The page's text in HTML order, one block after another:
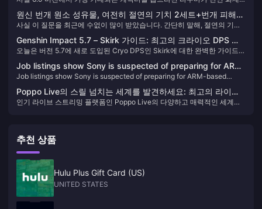
만 아니라 전용 성유물 "달을 잣는 밤의 노래"와 무기 "밤을 잣는 천경"을 가
져왔습니다. 솔직히 미호요의 이번 디자인은 꽤 흥미롭습니다. 제가 이 기
간 동안 심층 테스트를 해본 결과, 라우마의 최적의 플레이 방식은 나히다
와 팀을 이루어 원소 마스터리를 800 이상으로 올리는 것입니다. 그러면 출
력 효과가 정말 비약적으로 상승합니다.
원신 번개 원소 성유물, 여전히 절연의 기치 2세트+번개 피해
보너스 성배가 대세인가요? 2025년 최신 세팅 분석
사실 이 질문을 최근에 수없이 많이 받았습니다. 간단히 말해, 절연의 기치
지만, 현재의 세팅 방식은 이전보다 훨씬 유연해졌습니다. 라이덴 쇼군, 야
에 미코와 같은 캐릭터들은 각자에게 최적의 해답이 있으며, 촉진 반응의
등장은 번개 원소 세팅에 새로운 가능성을 가져왔습니다.
Genshin Impact 5.7 – Skirk 가이드: 최고의 크라이오 DPS 빌
드, 무기, 별자리, 팀 구성 및 로테이션
오늘은 버전 5.7에 새로 도입된 Cryo DPS인 Skirk에 대한 완벽한 가이드를
Job listings show Sony is suspected of preparing for ARM-
based consoles
Job listings show Sony is suspected of preparing for ARM-based
Poppo Live의 스릴 넘치는 세계를 발견하세요: 최고의 라이브
스트리밍 목적지 🎥✨
인기 라이브 스트리밍 플랫폼인 Poppo Live의 다양하고 매력적인 세계를
추천 상품
Hulu Plus Gift Card (US)
UNITED STATES